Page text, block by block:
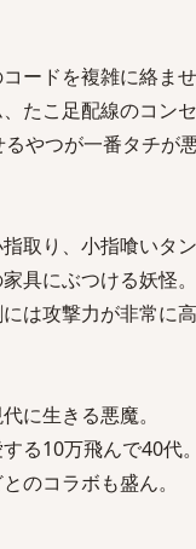
ードを複雑に絡ませ
たこ足配線のコン
やつが一番タチが悪
取り、小指喰いタ
具にぶつける妖怪。
は攻撃力が非常に高
に生きる悪魔。
る10万飛んで40代。
のコラボも盛ん。